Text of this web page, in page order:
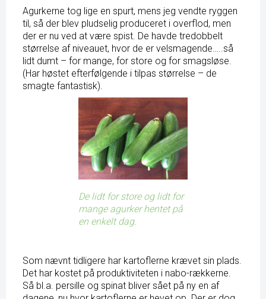
Agurkerne tog lige en spurt, mens jeg vendte ryggen
til, så der blev pludselig produceret i overflod, men
der er nu ved at være spist. De havde tredobbelt
størrelse af niveauet, hvor de er velsmagende…..så
lidt dumt – for mange, for store og for smagsløse.
(Har høstet efterfølgende i tilpas størrelse – de
smagte fantastisk).
De lidt for store og lidt for
mange agurker hentet på
en enkelt dag.
Som nævnt tidligere har kartoflerne krævet sin plads.
Det har kostet på produktiviteten i nabo-rækkerne.
Så bl.a. persille og spinat bliver sået på ny en af